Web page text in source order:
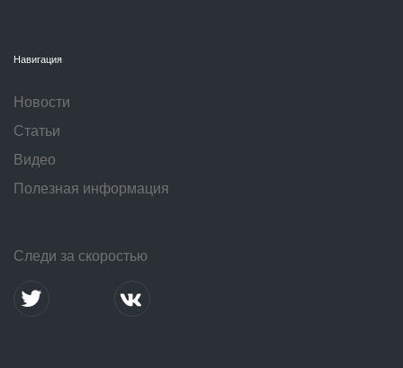
Навигация
Новости
Статьи
Видео
Полезная информация
Следи за скоростью